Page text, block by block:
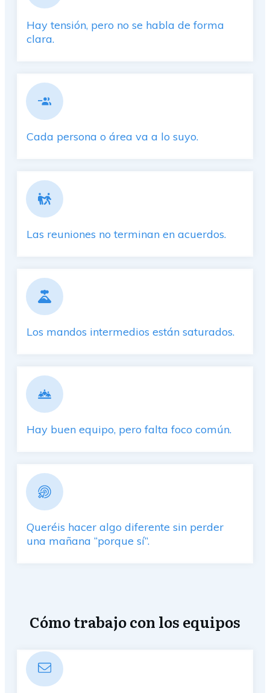
Hay tensión, pero no se habla de forma
clara.
Cada persona o área va a lo suyo.
Las reuniones no terminan en acuerdos.
Los mandos intermedios están saturados.
Hay buen equipo, pero falta foco común.
Queréis hacer algo diferente sin perder
una mañana “porque sí”.
Cómo trabajo con los equipos